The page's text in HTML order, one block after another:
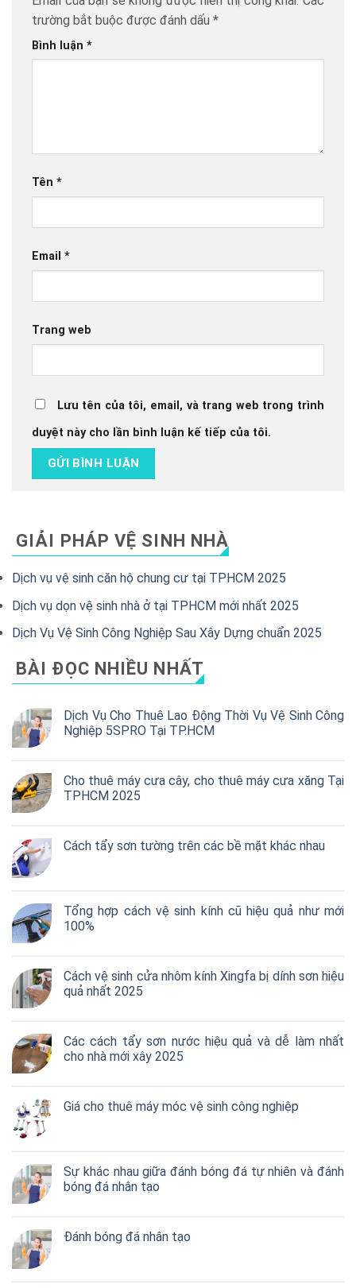
trường bắt buộc được đánh dấu *
Bình luận *
Tên *
Email *
Trang web
Lưu tên của tôi, email, và trang web trong trình
duyệt này cho lần bình luận kế tiếp của tôi.
GIẢI PHÁP VỆ SINH NHÀ
Dịch vụ vệ sinh căn hộ chung cư tại TPHCM 2025
Dịch vụ dọn vệ sinh nhà ở tại TPHCM mới nhất 2025
Dịch Vụ Vệ Sinh Công Nghiệp Sau Xây Dựng chuẩn 2025
BÀI ĐỌC NHIỀU NHẤT
Dịch Vụ Cho Thuê Lao Động Thời Vụ Vệ Sinh Công
Nghiệp 5SPRO Tại TP.HCM
Cho thuê máy cưa cây, cho thuê máy cưa xăng Tại
TPHCM 2025
Cách tẩy sơn tường trên các bề mặt khác nhau
Tổng hợp cách vệ sinh kính cũ hiệu quả như mới
100%
Cách vệ sinh cửa nhôm kính Xingfa bị dính sơn hiệu
quả nhất 2025
Các cách tẩy sơn nước hiệu quả và dễ làm nhất
cho nhà mới xây 2025
Giá cho thuê máy móc vệ sinh công nghiệp
Sự khác nhau giữa đánh bóng đá tự nhiên và đánh
bóng đá nhân tạo
Đánh bóng đá nhân tạo